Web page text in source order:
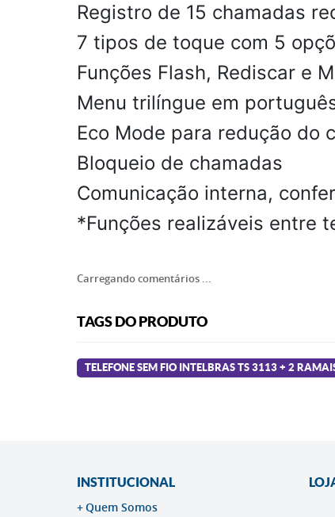
Registro de 15 chamadas
7 tipos de toque com 5
Funções Flash, Rediscar e
Menu trilíngue em
Eco Mode para redução do
Bloqueio de chamadas
Comunicação interna,
*Funções realizáveis entre
Carregando comentários ...
TAGS DO PRODUTO
TELEFONE SEM FIO INTELBRAS TS 3113 + 2
INSTITUCIONAL
Quem Somos